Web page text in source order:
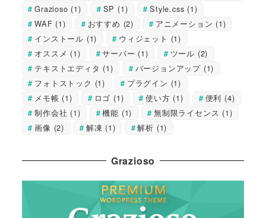
Grazioso (1) SP (1) Style.css (1)
WAF (1) おすすめ (2) アニメーション (1)
インストール (1) ウィジェット (1)
オススメ (1) サーバー (1) ツール (2)
テキストエディタ (1) バージョンアップ (1)
フォトストック (1) プラグイン (1)
メモ帳 (1) ロゴ (1) 使い方 (1) 便利 (4)
制作会社 (1) 機能 (1) 無制限ライセンス (1)
画像 (2) 解凍 (1) 解析 (1)
Grazioso